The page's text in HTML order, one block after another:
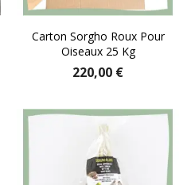
Carton Sorgho Roux Pour
Oiseaux 25 Kg
220,00 €